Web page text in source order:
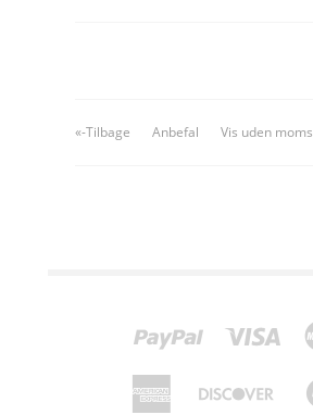
«-Tilbage Anbefal Vis uden moms